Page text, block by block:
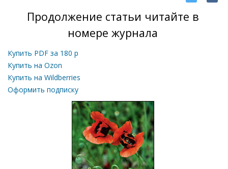
Продолжение статьи читайте в
номере журнала
Купить PDF за 180 р
Купить на Ozon
Купить на Wildberries
Оформить подписку